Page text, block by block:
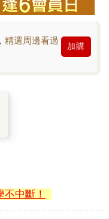
精選周邊看過
加購
中斷！